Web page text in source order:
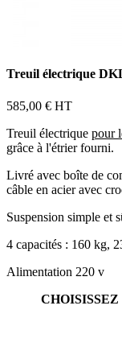
Treuil électrique
585,00 € HT
Treuil électrique pour
grâce à l'étrier fourni.
Livré avec boîte de
câble en acier avec
Suspension simple et
4 capacités : 160 kg,
Alimentation 220 v